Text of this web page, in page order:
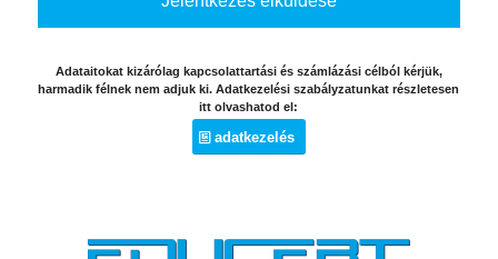
Adataitokat kizárólag kapcsolattartási és számlázási célból kérjük,
harmadik félnek nem adjuk ki. Adatkezelési szabályzatunkat részletesen
itt olvashatod el:
adatkezelés